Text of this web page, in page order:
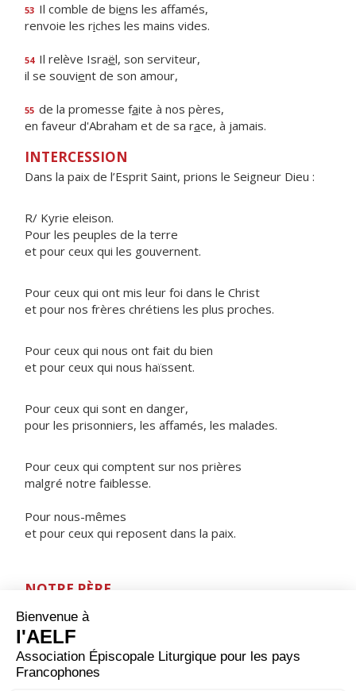
53 Il comble de biens les affamés,
renvoie les riches les mains vides.
54 Il relève Israël, son serviteur,
il se souvient de son amour,
55 de la promesse faite à nos pères,
en faveur d'Abraham et de sa race, à jamais.
INTERCESSION
Dans la paix de l’Esprit Saint, prions le Seigneur Dieu :
R/ Kyrie eleison.
Pour les peuples de la terre
et pour ceux qui les gouvernent.
Pour ceux qui ont mis leur foi dans le Christ
et pour nos frères chrétiens les plus proches.
Pour ceux qui nous ont fait du bien
et pour ceux qui nous haïssent.
Pour ceux qui sont en danger,
pour les prisonniers, les affamés, les malades.
Pour ceux qui comptent sur nos prières
malgré notre faiblesse.
Pour nous-mêmes
et pour ceux qui reposent dans la paix.
NOTRE PÈRE
ORAISON
Seigneur, garde-nous ce soir comme tu nous as gardés
tout le jour et fais grandir notre espérance de vivre
avec toi dans la lumière sans fin. Par Jésus Christ, ton